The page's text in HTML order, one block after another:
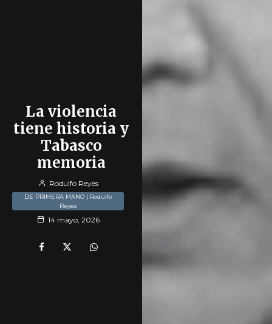
La violencia
tiene historia y
Tabasco
memoria
Rodulfo Reyes
DE PRIMERA MANO | Rodulfo
Reyes
14 mayo, 2026